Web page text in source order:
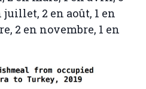
juillet, 2 en août, 1 en
2 en novembre, 1 en